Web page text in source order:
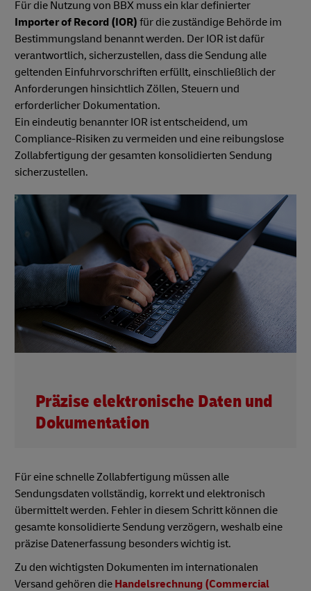
Für die Nutzung von BBX muss ein klar definierter
Importer of Record (IOR) für die zuständige Behörde im
Bestimmungsland benannt werden. Der IOR ist dafür
verantwortlich, sicherzustellen, dass die Sendung alle
geltenden Einfuhrvorschriften erfüllt, einschließlich der
Anforderungen hinsichtlich Zöllen, Steuern und
erforderlicher Dokumentation.
Ein eindeutig benannter IOR ist entscheidend, um
Compliance-Risiken zu vermeiden und eine reibungslose
Zollabfertigung der gesamten konsolidierten Sendung
sicherzustellen.
Präzise elektronische Daten und
Dokumentation
Für eine schnelle Zollabfertigung müssen alle
Sendungsdaten vollständig, korrekt und elektronisch
übermittelt werden. Fehler in diesem Schritt können die
gesamte konsolidierte Sendung verzögern, weshalb eine
präzise Datenerfassung besonders wichtig ist.
Zu den wichtigsten Dokumenten im internationalen
Versand gehören die Handelsrechnung (Commercial